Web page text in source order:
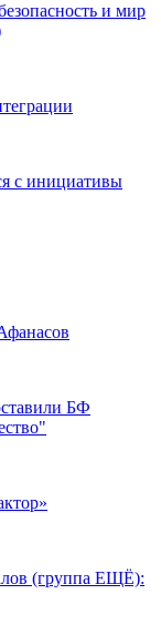
и мир
с инициативы
БФ
(группа ЕЩЁ):